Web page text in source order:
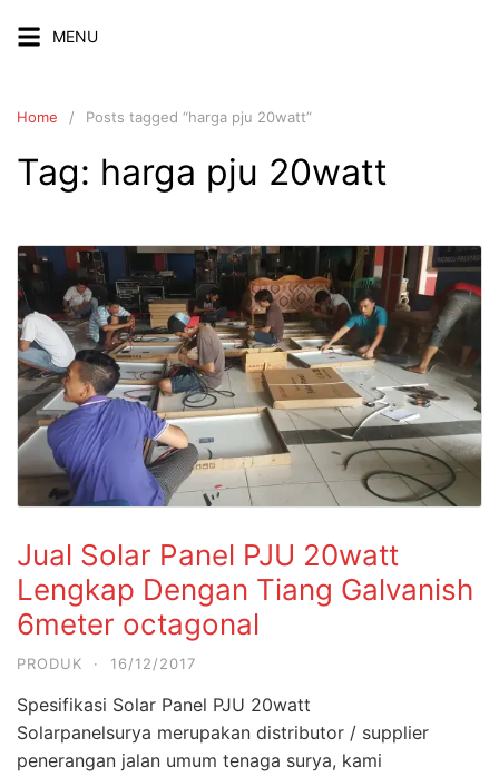
MENU
Home Posts tagged “harga pju 20watt”
Tag: harga pju 20watt
Jual Solar Panel PJU 20watt
Lengkap Dengan Tiang Galvanish
6meter octagonal
PRODUK · 16/12/2017
Spesifikasi Solar Panel PJU 20watt
Solarpanelsurya merupakan distributor / supplier
penerangan jalan umum tenaga surya, kami